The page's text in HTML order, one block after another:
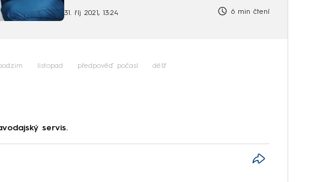
31. říj 2021, 13:24 6 min čtení
listopad předpověď počasí déšť
servis.